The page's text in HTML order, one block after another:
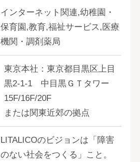
インターネット関連,幼稚園・
保育園,教育,福祉サービス,医療
機関・調剤薬局
東京本社：東京都目黒区上目
黒2-1-1 中目黒ＧＴタワー
15F/16F/20F
または関東近郊の拠点
LITALICOのビジョンは「障害
のない社会をつくる」こと。